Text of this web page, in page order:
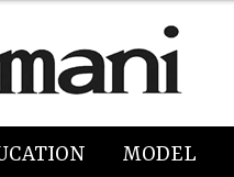
MODEL